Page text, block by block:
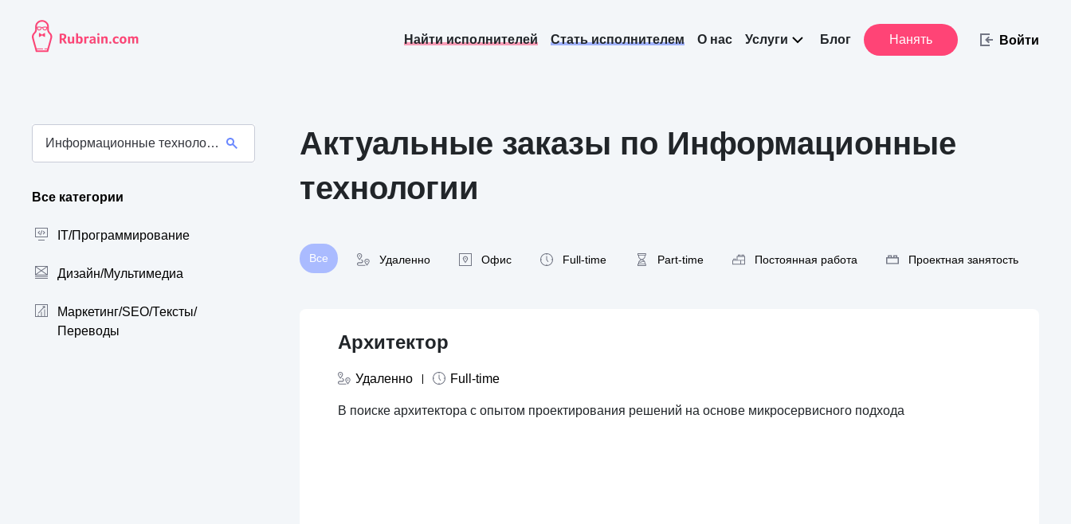
Найти исполнителей Стать исполнителем О нас Услуги Блог Нанять Войти
Все категории
IT/Программирование
Дизайн/Мультимедиа
Маркетинг/SEO/Тексты/
Переводы
Актуальные заказы по Информационные
технологии
Все Удаленно Офис Full-time Part-time Постоянная работа Проектная занятость
Архитектор
Удаленно Full-time
В поиске архитектора с опытом проектирования решений на основе микросервисного подхода